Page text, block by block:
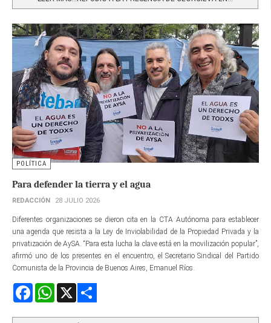
POLÍTICA
Para defender la tierra y el agua
REDACCIÓN 28 JULIO 2026
Diferentes organizaciones se dieron cita en la CTA Autónoma para establecer
una agenda que resista a la Ley de Inviolabilidad de la Propiedad Privada y la
privatización de AySA. “Para esta lucha la clave está en la movilización popular”,
afirmó uno de los presentes en el encuentro, el Secretario Sindical del Partido
Comunista de la Provincia de Buenos Aires, Emanuel Ríos.
FacebookWhatsApp